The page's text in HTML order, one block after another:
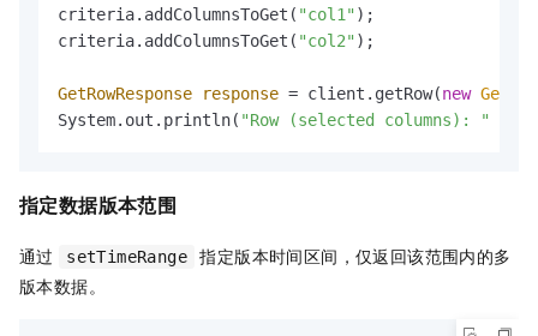
criteria.addColumnsToGet( "col1" );
criteria.addColumnsToGet( "col2" );
GetRowResponse response = client.getRow(new
System.out.println( "Row (selected columns): "
指定数据版本范围
通过 setTimeRange
指定版本时间区间，仅返回该范围内的多
版本数据。